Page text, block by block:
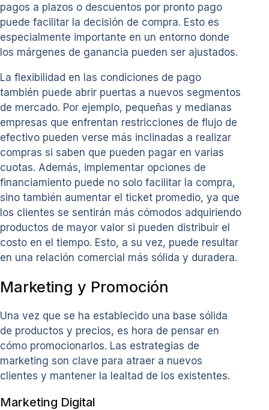
pagos a plazos o descuentos por pronto pago
puede facilitar la decisión de compra. Esto es
especialmente importante en un entorno donde
los márgenes de ganancia pueden ser ajustados.
La flexibilidad en las condiciones de pago
también puede abrir puertas a nuevos segmentos
de mercado. Por ejemplo, pequeñas y medianas
empresas que enfrentan restricciones de flujo de
efectivo pueden verse más inclinadas a realizar
compras si saben que pueden pagar en varias
cuotas. Además, implementar opciones de
financiamiento puede no solo facilitar la compra,
sino también aumentar el ticket promedio, ya que
los clientes se sentirán más cómodos adquiriendo
productos de mayor valor si pueden distribuir el
costo en el tiempo. Esto, a su vez, puede resultar
en una relación comercial más sólida y duradera.
Marketing y Promoción
Una vez que se ha establecido una base sólida
de productos y precios, es hora de pensar en
cómo promocionarlos. Las estrategias de
marketing son clave para atraer a nuevos
clientes y mantener la lealtad de los existentes.
Marketing Digital